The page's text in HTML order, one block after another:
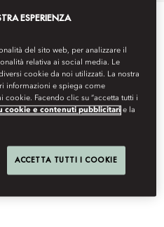
cui i Soci possono usufruire.
modificati, sostituiti
e sono soggetti a
Vantaggi sono inoltre
il Programma Fans of M.O.,
e Condizioni. Qualsiasi termine
ESPERIENZA
del sito web, per analizzare il
relativa ai social media. Le
cookie da noi utilizzati. La nostra
informazioni e spiega come
Facendo clic su “accetta tutti i
cookie e contenuti pubblicitari e la
ACCETTA TUTTI I COOKIE